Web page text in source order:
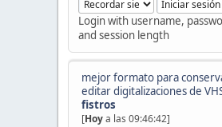
Login with username,
and session length
mejor formato para
editar digitalizaciones de
fistros
[Hoya las 09:46:42]